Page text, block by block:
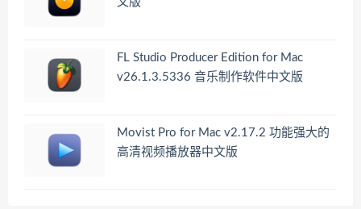
FL Studio Producer Edition for Mac
v26.1.3.5336 音乐制作软件中文版
Movist Pro for Mac v2.17.2 功能强大的
高清视频播放器中文版